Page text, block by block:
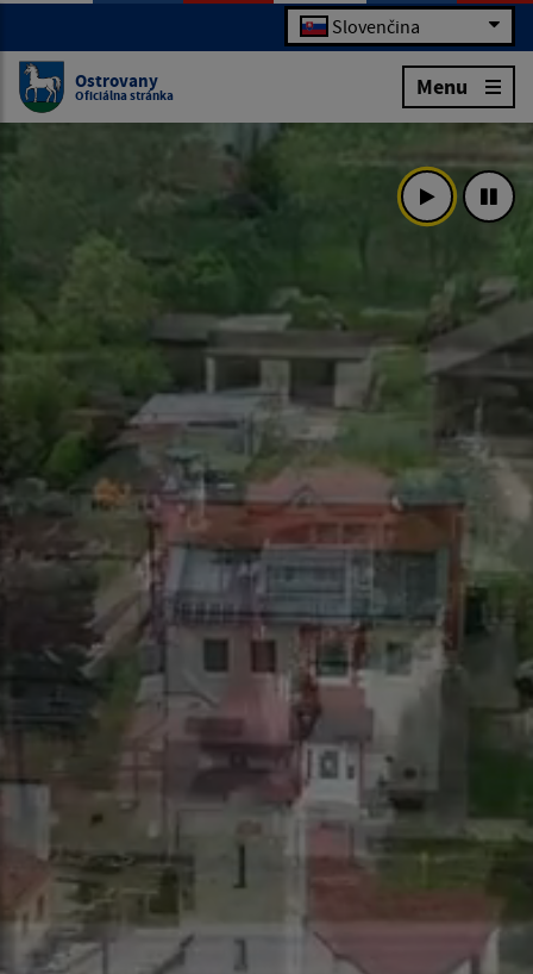
Slovenčina
Ostrovany
Oficiálna stránka Menu